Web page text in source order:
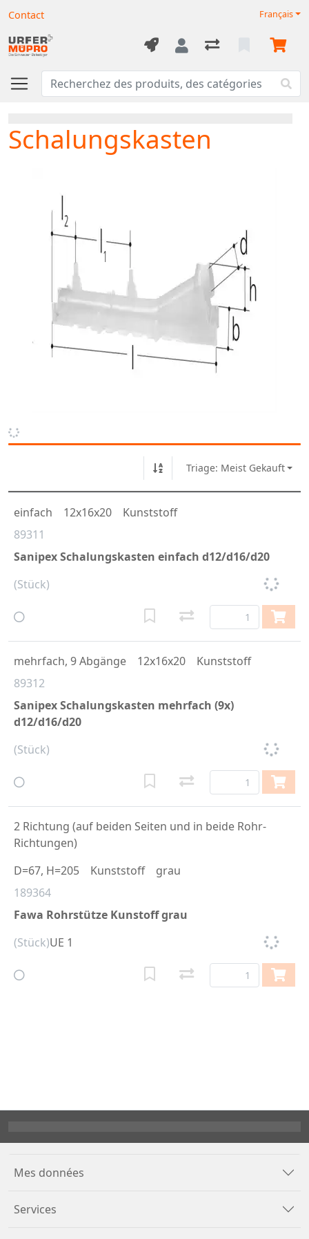
Contact Français
Schalungskasten
Triage: Meist Gekauft
89311
Sanipex Schalungskasten einfach d12/d16/d20
einfach 12x16x20 Kunststoff
(Stück)
89312
Sanipex Schalungskasten mehrfach (9x)
d12/d16/d20
mehrfach, 9 Abgänge 12x16x20 Kunststoff
(Stück)
189364
Fawa Rohrstütze Kunstoff grau
2 Richtung (auf beiden Seiten und in beide Rohr-
Richtungen)
D=67, H=205
Kunststoff grau
(Stück)UE 1
Mes données
Services